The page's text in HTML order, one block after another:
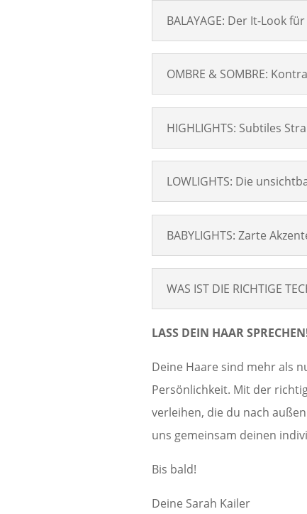
BALAYAGE: Der It-Look
OMBRE & SOMBRE:
HIGHLIGHTS: Subtiles
LOWLIGHTS: Die
BABYLIGHTS: Zarte
WAS IST DIE RICHTIGE
LASS DEIN HAAR
Deine Haare sind mehr als
Persönlichkeit. Mit der
verleihen, die du nach
uns gemeinsam deinen
Bis bald!
Deine Sarah Kailer